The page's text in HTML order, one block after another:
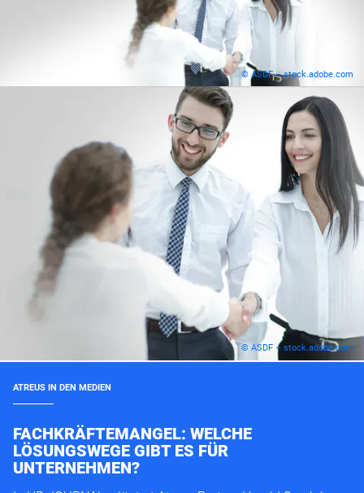
© ASDF – stock.adobe.com
© ASDF – stock.adobe.com
ATREUS IN DEN MEDIEN
FACHKRÄFTEMANGEL: WELCHE
LÖSUNGSWEGE GIBT ES FÜR
UNTERNEHMEN?